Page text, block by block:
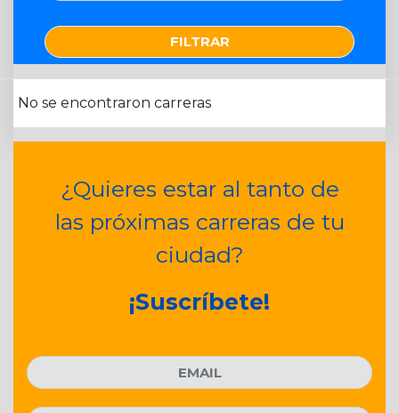
FILTRAR
No se encontraron carreras
¿Quieres estar al tanto de
las próximas carreras de tu
ciudad?
¡Suscríbete!